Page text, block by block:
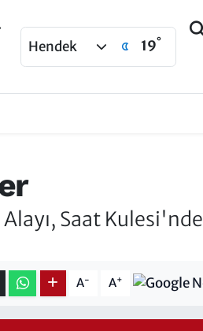
Hendek 19°
Saat Kulesi'nde
A- A+